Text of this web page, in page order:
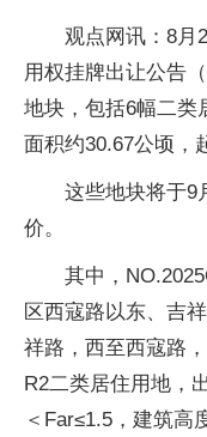
观点网讯：8月
用权挂牌出让公告
地块，包括6幅二类
面积约30.67公顷，
这些地块将于9
价。
其中，
区西寇路以东、吉
祥路，西至西寇路
R2二类居住用地，
＜Far≤1.5，建筑高